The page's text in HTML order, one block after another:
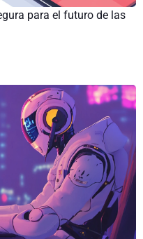
para el futuro de las